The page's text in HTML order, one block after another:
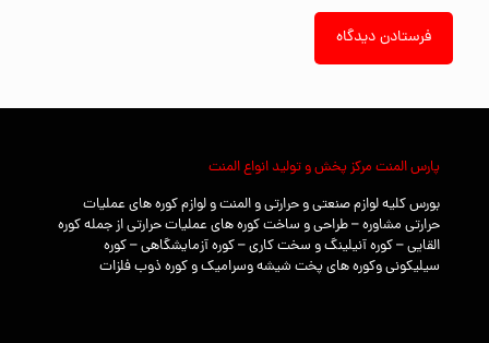
پارس المنت مرکز پخش و تولید انواع المنت
بورس کلیه لوازم صنعتی و حرارتی و المنت و لوازم کوره های عملیات
حرارتی مشاوره – طراحی و ساخت کوره های عملیات حرارتی از جمله کوره
القایی – کوره آنیلینگ و سخت کاری – کوره آزمایشگاهی – کوره
سیلیکونی وکوره های پخت شیشه وسرامیک و کوره ذوب فلزات